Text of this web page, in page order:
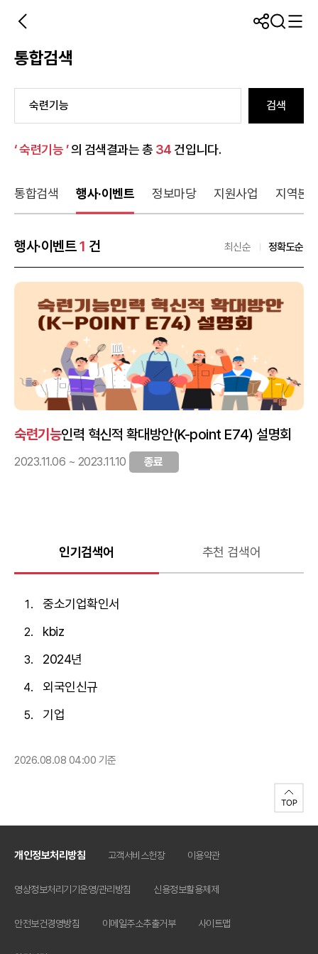
통합검색
검색
‘ 숙련기능 ’의 검색결과는 총 34 건입니다.
통합검색 행사·이벤트 정보마당 지원사업 지역본
행사·이벤트 1 건 최신순 정확도순
숙련기능인력 혁신적 확대방안(K-point E74) 설명회
2023.11.06 ~ 2023.11.10 종료
인기검색어 추천 검색어
중소기업확인서
kbiz
2024년
외국인신규
기업
2026.08.08 04:00 기준
개인정보처리방침 고객서비스헌장 이용약관
영상정보처리기기운영/관리방침 신용정보활용체제
안전보건경영방침 이메일주소추출거부 사이트맵